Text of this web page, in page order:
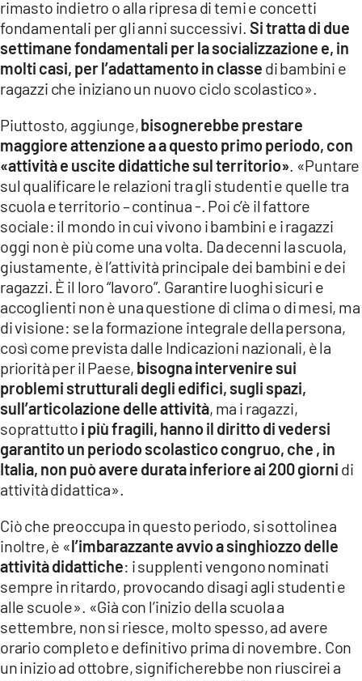
rimasto indietro o alla ripresa di temi e concetti
fondamentali per gli anni successivi. Si tratta di due
settimane fondamentali per la socializzazione e, in
molti casi, per l’adattamento in classe di bambini e
ragazzi che iniziano un nuovo ciclo scolastico».
Piuttosto, aggiunge,bisognerebbe prestare
maggiore attenzione a a questo primo periodo, con
«attività e uscite didattiche sul territorio» . «Puntare
sul qualificare le relazioni tra gli studenti e quelle tra
scuola e territorio – continua -. Poi c’è il fattore
sociale: il mondo in cui vivono i bambini e i ragazzi
oggi non è più come una volta. Da decenni la scuola,
giustamente, è l’attività principale dei bambini e dei
ragazzi. È il loro “lavoro”. Garantire luoghi sicuri e
accoglienti non è una questione di clima o di mesi, ma
di visione: se la formazione integrale della persona,
così come prevista dalle Indicazioni nazionali, è la
priorità per il Paese, bisogna intervenire sui
problemi strutturali degli edifici, sugli spazi,
sull’articolazione delle attività, ma i ragazzi,
soprattutto i più fragili, hanno il diritto di vedersi
garantito un periodo scolastico congruo, che , in
Italia, non può avere durata inferiore ai 200 giorni di
attività didattica».
Ciò che preoccupa in questo periodo, si sottolinea
inoltre, è «l’imbarazzante avvio a singhiozzo delle
attività didattiche: i supplenti vengono nominati
sempre in ritardo, provocando disagi agli studenti e
alle scuole». «Già con l’inizio della scuola a
settembre, non si riesce, molto spesso, ad avere
orario completo e definitivo prima di novembre. Con
un inizio ad ottobre, significherebbe non riuscirei a